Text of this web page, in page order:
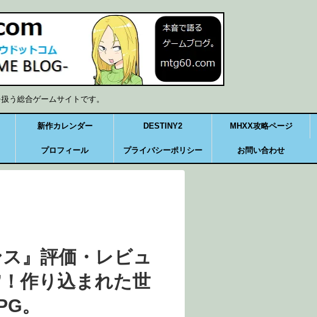
う総合ゲームサイトです。
新作カレンダー DESTINY2 MHXX攻略ページ
プロフィール プライバシーポリシー お問い合わせ
』評価・レビュ
作り込まれた世
。